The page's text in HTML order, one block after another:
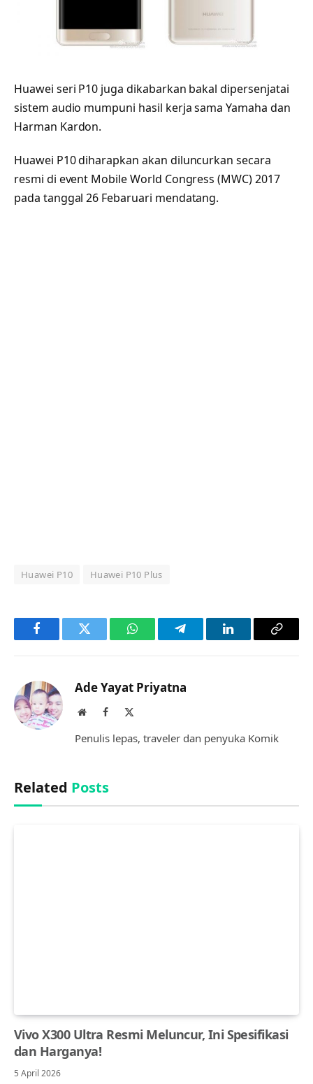
Huawei seri P10 juga dikabarkan bakal dipersenjatai
sistem audio mumpuni hasil kerja sama Yamaha dan
Harman Kardon.
Huawei P10 diharapkan akan diluncurkan secara
resmi di event Mobile World Congress (MWC) 2017
pada tanggal 26 Febaruari mendatang.
Huawei P10 Huawei P10 Plus
FacebookTwitter WhatsAppTelegramLinkedInCopy
Ade Yayat Priyatna
WebsiteFacebook
Penulis lepas, traveler dan penyuka Komik
Related Posts
Vivo X300 Ultra Resmi Meluncur, Ini Spesifikasi
dan Harganya!
5 April 2026